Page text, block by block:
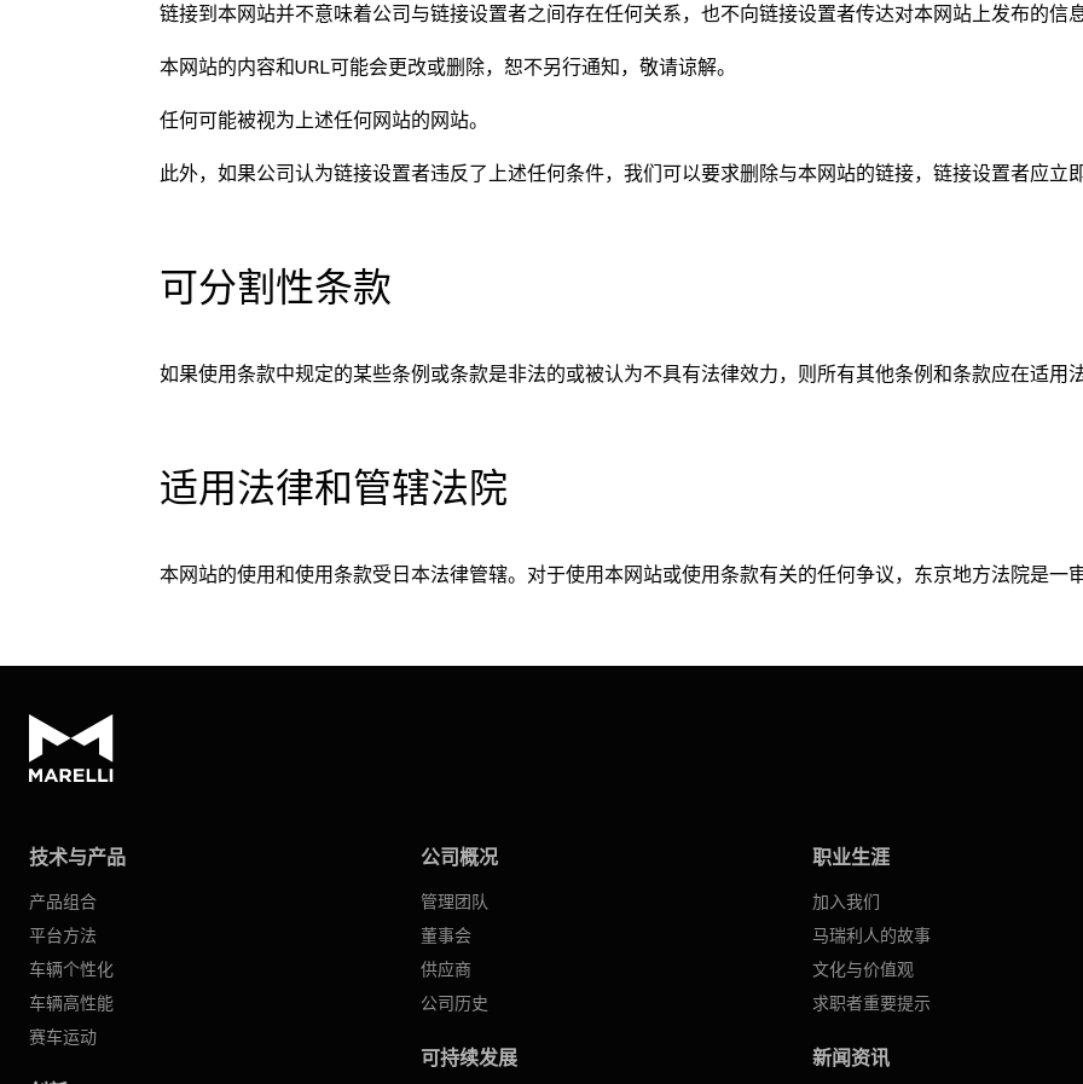
链接到本网站并不意味着公司与链接设置者之间存在任何关系，也不向链接设置者传达对本网站上发布的信
本网站的内容和URL可能会更改或删除，恕不另行通知，敬请谅解。
任何可能被视为上述任何网站的网站。
此外，如果公司认为链接设置者违反了上述任何条件，我们可以要求删除与本网站的链接，链接设置者应立
可分割性条款
如果使用条款中规定的某些条例或条款是非法的或被认为不具有法律效力，则所有其他条例和条款应在适用
适用法律和管辖法院
本网站的使用和使用条款受日本法律管辖。对于使用本网站或使用条款有关的任何争议，东京地方法院是一
技术与产品
产品组合
平台方法
车辆个性化
车辆高性能
赛车运动
公司概况
管理团队
董事会
供应商
公司历史
可持续发展
职业生涯
加入我们
马瑞利人的故事
文化与价值观
求职者重要提示
新闻资讯